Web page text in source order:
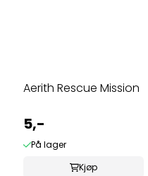
Aerith Rescue Mission
5,-
På lager
Kjøp